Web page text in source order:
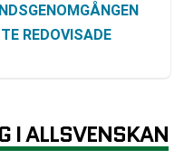
REDOVISADE
PÅ TV OCH ONLINE
VS ELFSBORG
I ALLSVENSKAN